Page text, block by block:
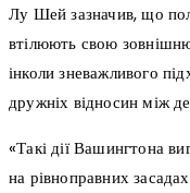
Лу Шей зазначив, що
втілюють свою
інколи зневажливого
дружніх відносин між
«Такі дії Вашингтона
на рівноправних